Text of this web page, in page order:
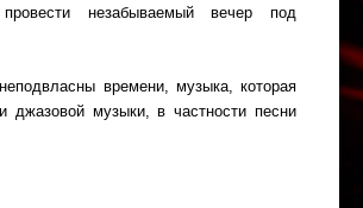
незабываемый вечер под
времени, музыка, которая
музыки, в частности песни